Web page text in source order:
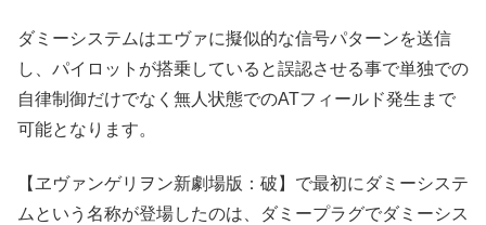
ダミーシステムはエヴァに擬似的な信号パターンを送信
し、パイロットが搭乗していると誤認させる事で単独での
自律制御だけでなく無人状態でのATフィールド発生まで
可能となります。
【ヱヴァンゲリヲン新劇場版：破】で最初にダミーシステ
ムという名称が登場したのは、ダミープラグでダミーシス